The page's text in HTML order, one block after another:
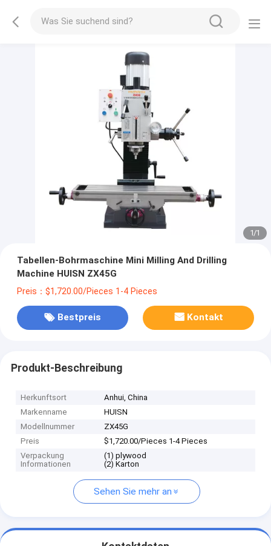
1/1
Tabellen-Bohrmaschine Mini Milling And Drilling
Machine HUISN ZX45G
Preis：$1,720.00/Pieces 1-4 Pieces
Bestpreis Kontakt
Produkt-Beschreibung
Herkunftsort
Anhui, China
Markenname
HUISN
Modellnummer
ZX45G
Preis
$1,720.00/Pieces 1-4 Pieces
Verpackung
Informationen
(1) plywood
(2) Karton
Sehen Sie mehr an